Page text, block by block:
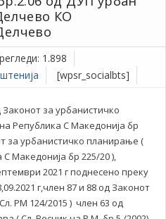
КО
1.898
[wpsr_socialbts]
за урбанистичко
Република С Македонија бр
за урбанистичко планирање (
Македонија бр 225/20 ),
2021 г поднесено преку
г,член 87 и 88 од Законот
РМ 124/2015 ) член 63 од